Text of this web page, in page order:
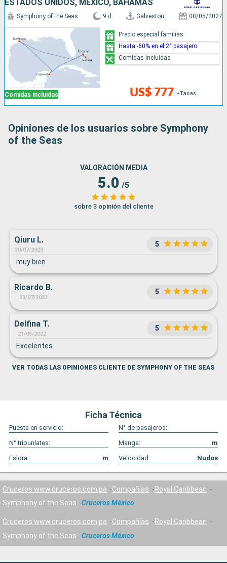
ESTADOS UNIDOS, MÉXICO, BAHAMAS
Comidas incluidas
Symphony of the Seas 9 d Galveston 08/05/2027
US$ 777 +Tasas
Precio especial familias
Hasta -60% en el 2° pasajero
Comidas incluidas
Opiniones de los usuarios sobre Symphony
of the Seas
VALORACIÓN MEDIA
5.0 /5
sobre 3 opinión del cliente
Qiuru L.
30/07/2023
5
muy bien
Ricardo B.
23/07/2023
5
Delfina T.
21/05/2022
5
Excelentes
VER TODAS LAS OPINIONES CLIENTE DE SYMPHONY OF THE SEAS
Ficha Técnica
Puesta en servicio:
N° de pasajeros:
N° tripunlates:
Manga:
m
Eslora:
m Velocidad: Nudos
Cruceros www.cruceros.com.pa Compañías
Royal Caribbean
Symphony of the Seas
Cruceros México
Cruceros www.cruceros.com.pa Compañías
Royal Caribbean
Symphony of the Seas
Cruceros México